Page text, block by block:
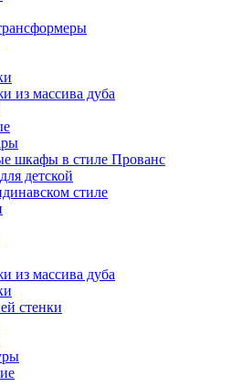
из массива дуба
шкафы в стиле Прованс
детской
стиле
из массива дуба
стенки